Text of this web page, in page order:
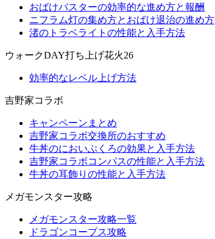
おばけバスターの効率的な進め方と報酬
ニフラム灯の集め方とおばけ退治の進め方
渚のトラベライトの性能と入手方法
ウォークDAY打ち上げ花火26
効率的なレベル上げ方法
吉野家コラボ
キャンペーンまとめ
吉野家コラボ交換所のおすすめ
牛丼のにおいぶくろの効果と入手方法
吉野家コラボコンパスの性能と入手方法
牛丼の耳飾りの性能と入手方法
メガモンスター攻略
メガモンスター攻略一覧
ドラゴンコープス攻略